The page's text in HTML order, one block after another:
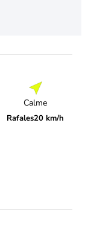
Calme
Rafales20 km/h